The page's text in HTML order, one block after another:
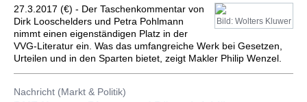
Bild: Wolters Kluwer
27.3.2017 (€) - Der Taschenkommentar von
Dirk Looschelders und Petra Pohlmann
nimmt einen eigenständigen Platz in der
VVG-Literatur ein. Was das umfangreiche Werk bei Gesetzen,
Urteilen und in den Sparten bietet, zeigt Makler Philip Wenzel.
Nachricht (Markt & Politik)